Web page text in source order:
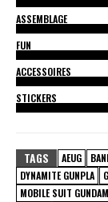
ASSEMBLAGE
FUN
ACCESSOIRES
STICKERS
TAGS AEUG
DYNAMITE GUNPLA
MOBILE SUIT GUNDAM